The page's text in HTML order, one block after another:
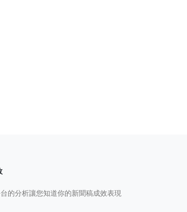
的分析讓您知道你的新聞稿成效表現